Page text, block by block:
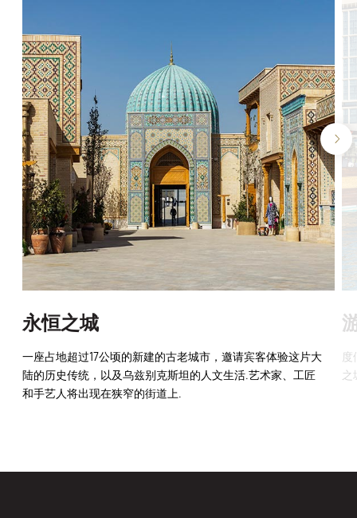
永恒之城
一座占地超过17公顷的新建的古老城市，邀请宾客体验这片大
陆的历史传统，以及乌兹别克斯坦的人文生活.艺术家、工匠
和手艺人将出现在狭窄的街道上.
之